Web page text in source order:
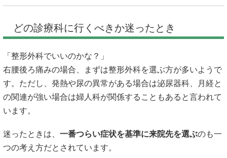
どの診療科に行くべきか迷ったとき
「整形外科でいいのかな？」
右腰後ろ痛みの場合、まずは整形外科を選ぶ方が多いようで
す。ただし、発熱や尿の異常がある場合は泌尿器科、月経と
の関連が強い場合は婦人科が関係することもあると言われて
います。
迷ったときは、 一番つらい症状を基準に来院先を選ぶのも一
つの考え方だとされています。